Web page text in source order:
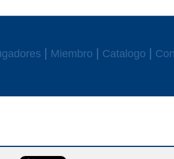
Miembro Catalogo